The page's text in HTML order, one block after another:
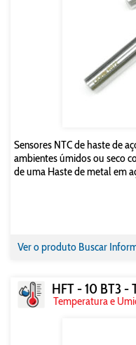
Sensores NTC de haste de
ambientes úmidos ou seco
de uma Haste de metal em
Ver o produto Buscar
HFT - 10 BT3 -
Temperatura e